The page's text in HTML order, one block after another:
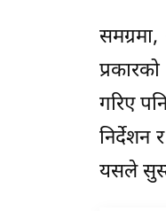
गरिए
निर्देशन
यसले